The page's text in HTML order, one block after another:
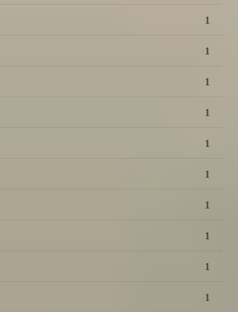
1
1
1
1
1
1
1
1
1
1